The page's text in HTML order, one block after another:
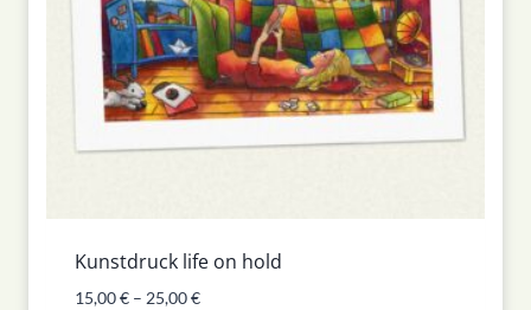
Kunstdruck life on hold
15,00€ – 25,00€